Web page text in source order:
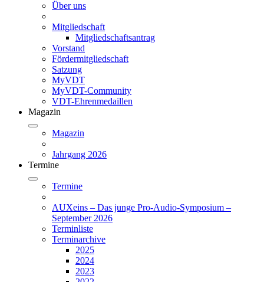
Über uns
Mitgliedschaft
Mitgliedschaftsantrag
Vorstand
Fördermitgliedschaft
Satzung
MyVDT
MyVDT-Community
VDT-Ehrenmedaillen
Magazin
Magazin
Jahrgang 2026
Termine
Termine
AUXeins – Das junge Pro-Audio-Symposium –
September 2026
Terminliste
Terminarchive
2025
2024
2023